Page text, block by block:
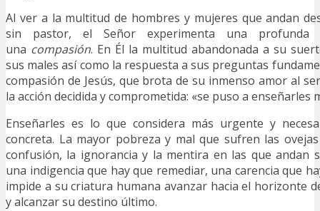
Al ver a la multitud de hombres y mujeres que andan
sin pastor, el Señor experimenta una profunda
una compasión. En Él la multitud abandonada a su
sus males así como la respuesta a sus preguntas
compasión de Jesús, que brota de su inmenso amor al
la acción decidida y comprometida: «se puso a enseñarles
Enseñarles es lo que considera más urgente y
concreta. La mayor pobreza y mal que sufren las
confusión, la ignorancia y la mentira en las que andan
una indigencia que hay que remediar, una carencia que
impide a su criatura humana avanzar hacia el horizonte
y alcanzar su destino último.